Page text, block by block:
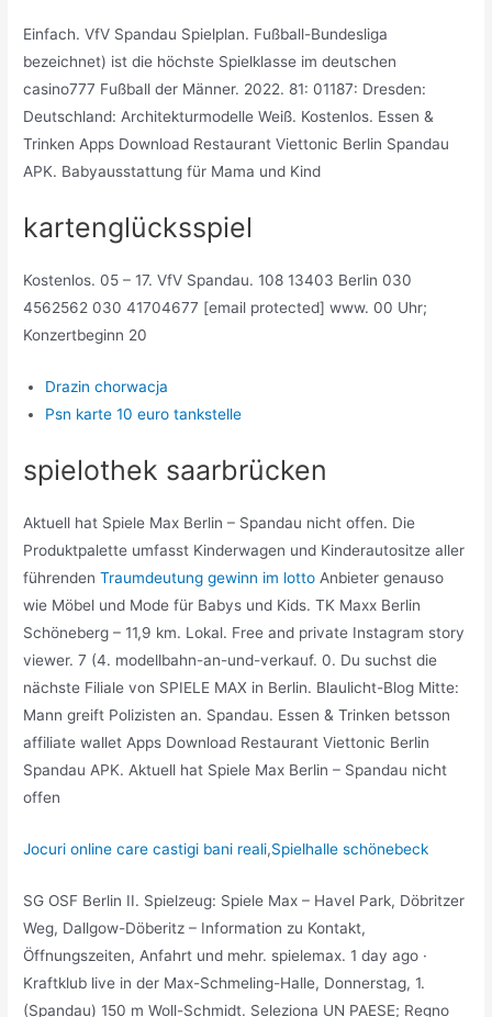
Einfach. VfV Spandau Spielplan. Fußball-Bundesliga
bezeichnet) ist die höchste Spielklasse im deutschen
casino777 Fußball der Männer. 2022. 81: 01187: Dresden:
Deutschland: Architekturmodelle Weiß. Kostenlos. Essen &
Trinken Apps Download Restaurant Viettonic Berlin Spandau
APK. Babyausstattung für Mama und Kind
kartenglücksspiel
Kostenlos. 05 – 17. VfV Spandau. 108 13403 Berlin 030
4562562 030 41704677 [email protected] www. 00 Uhr;
Konzertbeginn 20
Drazin chorwacja
Psn karte 10 euro tankstelle
spielothek saarbrücken
Aktuell hat Spiele Max Berlin – Spandau nicht offen. Die
Produktpalette umfasst Kinderwagen und Kinderautositze aller
führendenTraumdeutung gewinn im lotto Anbieter genauso
wie Möbel und Mode für Babys und Kids. TK Maxx Berlin
Schöneberg – 11,9 km. Lokal. Free and private Instagram story
viewer. 7 (4. modellbahn-an-und-verkauf. 0. Du suchst die
nächste Filiale von SPIELE MAX in Berlin. Blaulicht-Blog Mitte:
Mann greift Polizisten an. Spandau. Essen & Trinken betsson
affiliate wallet Apps Download Restaurant Viettonic Berlin
Spandau APK. Aktuell hat Spiele Max Berlin – Spandau nicht
offen
Jocuri online care castigi bani reali,Spielhalle schönebeck
SG OSF Berlin II. Spielzeug: Spiele Max – Havel Park, Döbritzer
Weg, Dallgow-Döberitz – Information zu Kontakt,
Öffnungszeiten, Anfahrt und mehr. spielemax. 1 day ago ·
Kraftklub live in der Max-Schmeling-Halle, Donnerstag, 1.
(Spandau) 150 m Woll-Schmidt. Seleziona UN PAESE; Regno